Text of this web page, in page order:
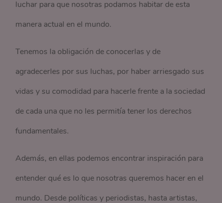
luchar para que nosotras podamos habitar de esta
manera actual en el mundo.
Tenemos la obligación de conocerlas y de
agradecerles por sus luchas, por haber arriesgado sus
vidas y su comodidad para hacerle frente a la sociedad
de cada una que no les permitía tener los derechos
fundamentales.
Además, en ellas podemos encontrar inspiración para
entender qué es lo que nosotras queremos hacer en el
mundo. Desde políticas y periodistas, hasta artistas,